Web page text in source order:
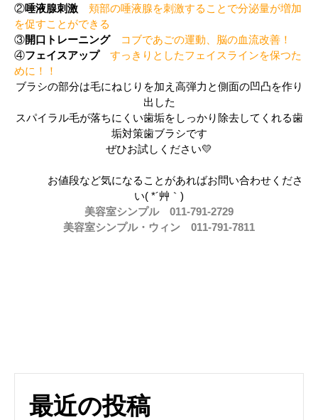
②唾液腺刺激
頬部の唾液腺を刺激することで分泌量が増加
を促すことができる
③開口トレーニングコブであごの運動、脳の血流改善！
④フェイスアップ
すっきりとしたフェイスラインを保つた
めに！！
ブラシの部分は毛にねじりを加え高弾力と側面の凹凸を作り
出した
スパイラル毛が落ちにくい歯垢をしっかり除去してくれる歯
垢対策歯ブラシです
ぜひお試しください💛
お値段など気になることがあればお問い合わせくださ
い( *´艸｀)
美容室シンプル 011-791-2729
美容室シンプル・ウィン 011-791-7811
最近の投稿